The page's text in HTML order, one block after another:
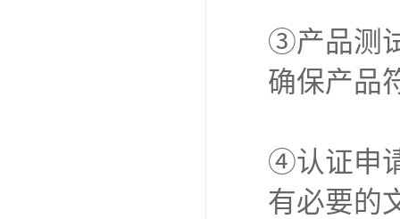
③产品测
确保产品
④认证申
有必要的